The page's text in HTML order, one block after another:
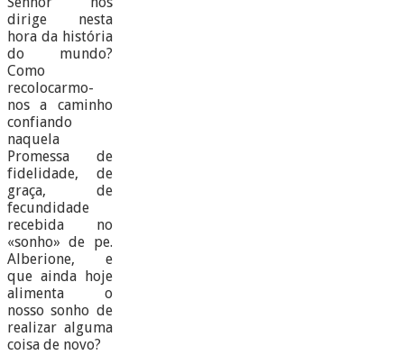
dirige nesta
hora da história
do mundo?
Como
recolocarmo-
nos a caminho
confiando
naquela
Promessa de
fidelidade, de
graça, de
fecundidade
recebida no
«sonho» de pe.
Alberione, e
que ainda hoje
alimenta o
nosso sonho de
realizar alguma
coisa de novo?